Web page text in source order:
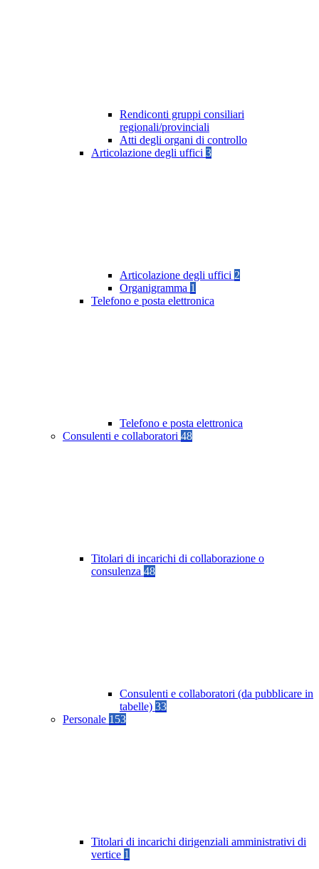
Rendiconti gruppi consiliari
regionali/provinciali
Atti degli organi di controllo
Articolazione degli uffici 3
Articolazione degli uffici 2
Organigramma 1
Telefono e posta elettronica
Telefono e posta elettronica
Consulenti e collaboratori 48
Titolari di incarichi di collaborazione o
consulenza 48
Consulenti e collaboratori (da pubblicare in
tabelle) 33
Personale 153
Titolari di incarichi dirigenziali amministrativi di
vertice 1